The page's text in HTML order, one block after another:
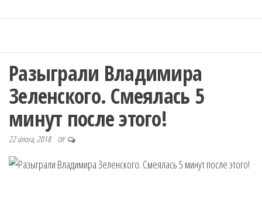
Разыграли Владимира
Зеленского. Смеялась 5
минут после этого!
22 února, 2018 Off